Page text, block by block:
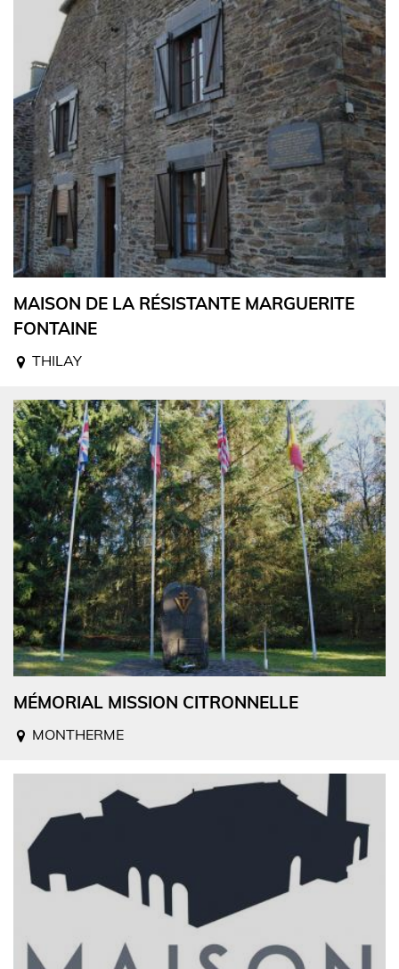
MAISON DE LA RÉSISTANTE MARGUERITE
FONTAINE
THILAY
MÉMORIAL MISSION CITRONNELLE
MONTHERME